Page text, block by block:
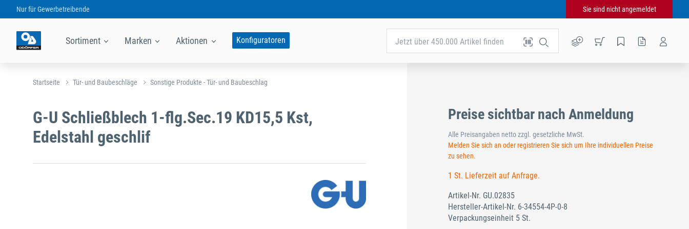
Nur fürGewerbetreibende Sie sind nicht angemeldet
Sortiment Marken Aktionen Konfiguratoren Jetzt über 450.000 Artikel finden
Startseite Tür- und Baubeschläge Sonstige Produkte - Tür- und Baubeschlag
G-U Schließblech 1-flg.Sec.19 KD15,5 Kst,
Edelstahl geschlif
Preise sichtbar nach Anmeldung
Alle Preisangaben netto zzgl. gesetzliche MwSt.
Melden Sie sich an oder registrieren Sie sich um Ihre individuellen Preise
zu sehen.
1 St. Lieferzeit auf Anfrage.
Artikel-Nr. GU.02835
Hersteller-Artikel-Nr. 6-34554-4P-0-8
Verpackungseinheit 5 St.